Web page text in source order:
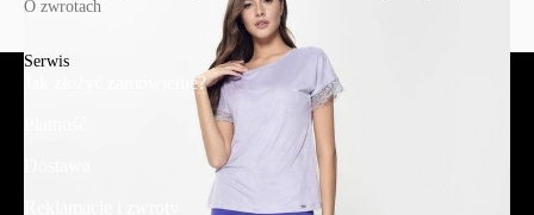
O zwrotach
Serwis
Jak złożyć zamówienie?